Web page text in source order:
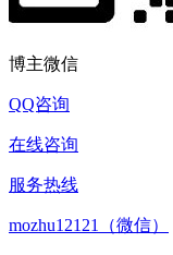
博主微信
QQ咨询
在线咨询
服务热线
mozhu12121（微信）